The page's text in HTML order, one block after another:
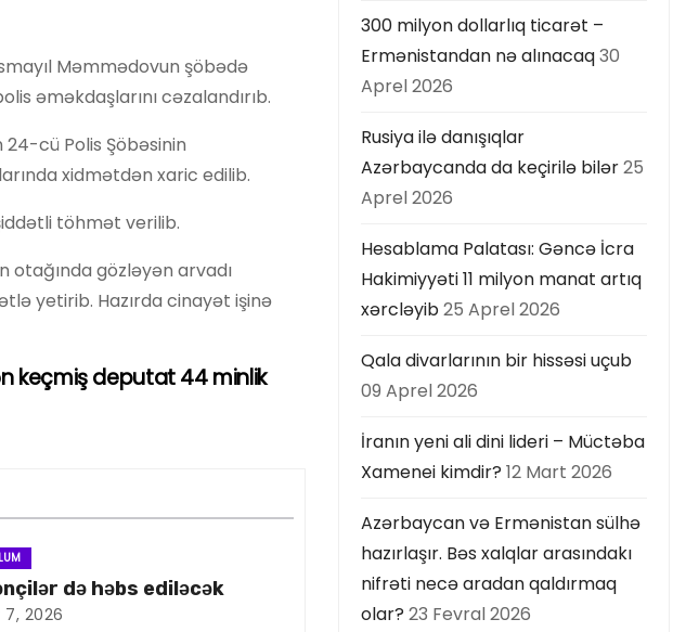
Məmmədovun şöbədə
əməkdaşlarını cəzalandırıb.
cü Polis Şöbəsinin
xidmətdən xaric edilib.
töhmət verilib.
otağında gözləyən arvadı
yetirib. Hazırda cinayət işinə
keçmiş deputat 44 minlik
də həbs ediləcək
7, 2026
300 milyon dollarlıq ticarət –
Ermənistandan nə alınacaq30
Aprel 2026
Rusiya ilə danışıqlar
Azərbaycanda da keçirilə bilər25
Aprel 2026
Hesablama Palatası: Gəncə İcra
Hakimiyyəti 11 milyon manat artıq
xərcləyib25 Aprel 2026
Qala divarlarının bir hissəsi uçub
09 Aprel 2026
İranın yeni ali dini lideri – Müctəba
Xamenei kimdir? 12 Mart 2026
Azərbaycan və Ermənistan sülhə
hazırlaşır. Bəs xalqlar arasındakı
nifrəti necə aradan qaldırmaq
olar? 23 Fevral 2026